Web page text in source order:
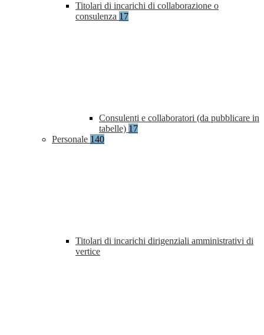
Titolari di incarichi di collaborazione o
consulenza 17
Consulenti e collaboratori (da pubblicare in
tabelle) 17
Personale 140
Titolari di incarichi dirigenziali amministrativi di
vertice